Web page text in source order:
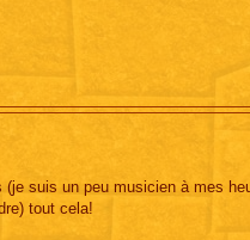
suis un peu musicien à mes
tout cela!